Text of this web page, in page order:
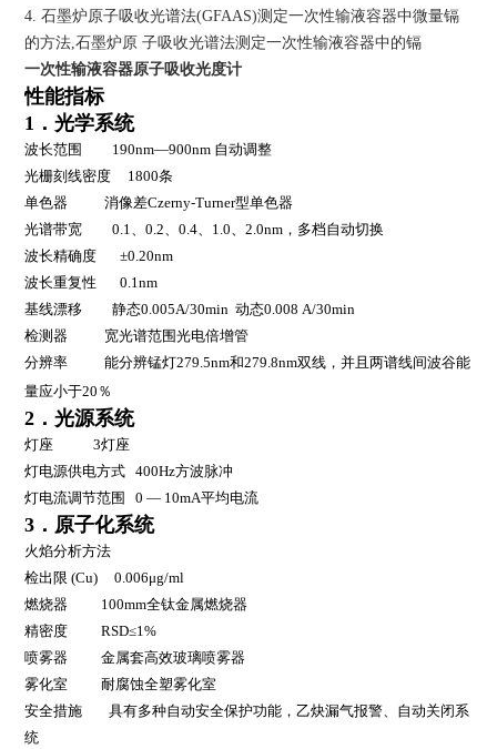
4. 石墨炉原子吸收光谱法(GFAAS)测定一次性输液容器中微量镉
的方法,石墨炉原 子吸收光谱法测定一次性输液容器中的镉
一次性输液容器原子吸收光度计
性能指标
1 ．光学系统
波长范围 190nm—900nm 自动调整
光栅刻线密度 1800条
单色器
消像差Czerny-Turner型单色器
光谱带宽 0.1、0.2、0.4、 1.0、2.0nm ，多档自动切换
波长精确度 ±0.20nm
波长重复性 0.1nm
基线漂移
静态0.005A/30min动态0.008 A/30min
检测器
宽光谱范围光电倍增管
分辨率
能分辨锰灯279.5nm和279.8nm双线，并且两谱线间波谷能
量应小于20 ％
2 ．光源系统
灯座 3灯座
灯电源供电方式 400Hz方波脉冲
灯电流调节范围
0 — 10mA平均电流
3 ．原子化系统
火焰分析方法
检出限 (Cu) 0.006μg/ml
燃烧器 100mm全钛金属燃烧器
精密度 RSD≤1%
喷雾器
金属套高效玻璃喷雾器
雾化室
耐腐蚀全塑雾化室
安全措施
具有多种自动安全保护功能，乙炔漏气报警、自动关闭系
统